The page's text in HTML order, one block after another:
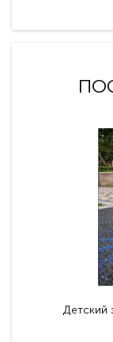
Детский